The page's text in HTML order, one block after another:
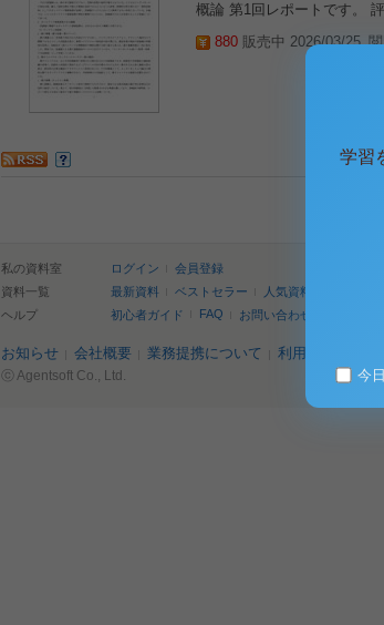
概論 第1回レポートです。
880 販売中 2026/03/25
私の資料室 ログイン
会員登録
資料一覧
最新資料 ベストセラー 人気資料
ヘルプ
初心者ガイド FAQ お問い合わせ
お知らせ 会社概要 業務提携について 利用規約
ⓒ Agentsoft Co., Ltd.
学習
今